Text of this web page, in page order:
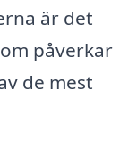
är det
påverkar
de mest